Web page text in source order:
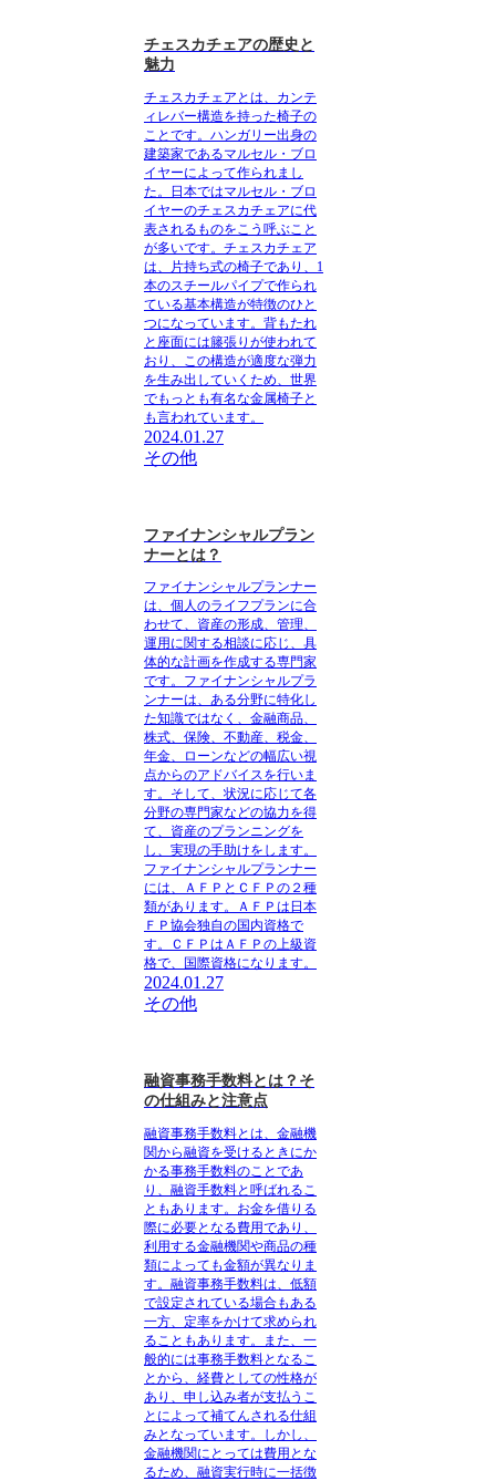
チェスカチェアの歴史と
魅力
チェスカチェア とは、カンテ
ィレバー構造を持った椅子の
ことです。ハンガリー出身の
建築家であるマルセル・ブロ
イヤーによって作られまし
た。日本ではマルセル・ブロ
イヤーのチェスカチェアに代
表されるものをこう呼ぶこと
が多いです。チェスカチェア
は、片持ち式の椅子であり、1
本のスチールパイプで作られ
ている基本構造が特徴のひと
つになっています。背もたれ
と座面には籐張りが使われて
おり、この構造が適度な弾力
を生み出していくため、世界
でもっとも有名な金属椅子と
も言われています。
2024.01.27
その他
ファイナンシャルプラン
ナーとは？
ファイナンシャルプランナー
は、個人のライフプランに合
わせて、資産の形成、管理、
運用に関する相談に応じ、具
体的な計画を作成する専門家
です。 ファイナンシャルプラ
ンナーは、ある分野に特化し
た知識ではなく、金融商品、
株式、保険、不動産、税金、
年金、ローンなどの幅広い視
点からのアドバイスを行いま
す。 そして、状況に応じて各
分野の専門家などの協力を得
て、資産のプランニングを
し、実現の手助けをします。
ファイナンシャルプランナー
には、ＡＦＰとＣＦＰの２種
類があります。ＡＦＰは日本
ＦＰ協会独自の国内資格で
す。ＣＦＰはＡＦＰの上級資
格で、国際資格になります。
2024.01.27
その他
融資事務手数料とは？そ
の仕組みと注意点
融資事務手数料とは、 金融機
関から融資を受けるときにか
かる事務手数料のことであ
り、融資手数料と呼ばれるこ
ともあります。お金を借りる
際に必要となる費用であり、
利用する金融機関や商品の種
類によっても金額が異なりま
す。融資事務手数料は、 低額
で設定されている場合もある
一方、定率をかけて求められ
ることもあります。また、一
般的には事務手数料となるこ
とから、 経費としての性格が
あり、申し込み者が支払うこ
とによって補てんされる仕組
みとなっています。しかし、
金融機関にとっては費用とな
るため、 融資実行時に一括徴